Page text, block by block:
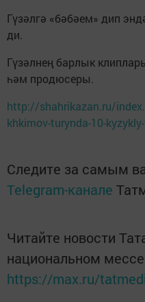
Гүзәлгә «бәбәем» дип
ди.
Гүзәлнең барлык
һәм продюсеры.
http://shahrikazan.ru/
khkimov-turynda-10-
Следите за самым
Telegram-канале
Читайте новости
национальном
https://max.ru/